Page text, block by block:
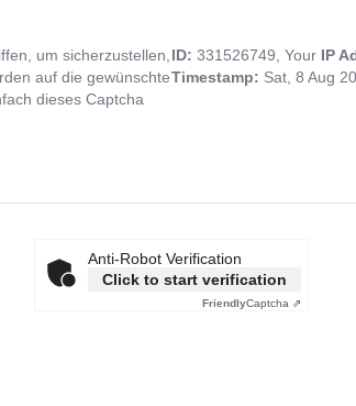
um sicherzustellen,
auf die gewünschte
dieses Captcha
ID: 331526749, Your IP
Timestamp: Sat, 8 Aug
Anti-Robot Verification
Click to start verification
FriendlyCaptcha ⇗